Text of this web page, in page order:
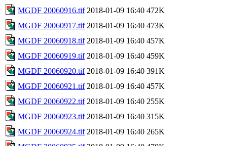
MGDF 20060916.tif 2018-01-09 16:40 472K
MGDF 20060917.tif 2018-01-09 16:40 473K
MGDF 20060918.tif 2018-01-09 16:40 457K
MGDF 20060919.tif 2018-01-09 16:40 459K
MGDF 20060920.tif 2018-01-09 16:40 391K
MGDF 20060921.tif 2018-01-09 16:40 457K
MGDF 20060922.tif 2018-01-09 16:40 255K
MGDF 20060923.tif 2018-01-09 16:40 315K
MGDF 20060924.tif 2018-01-09 16:40 265K